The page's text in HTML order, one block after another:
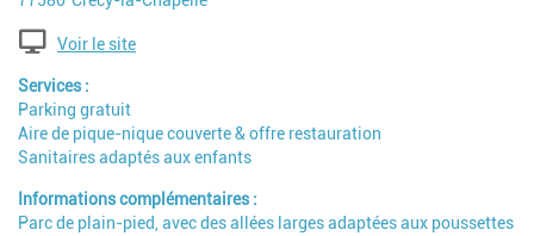
Voir le site
Services
Parking gratuit
Aire de pique-nique couverte & offre restauration
Sanitaires adaptés aux enfants
Informations complémentaires
Parc de plain-pied, avec des allées larges adaptées aux poussettes